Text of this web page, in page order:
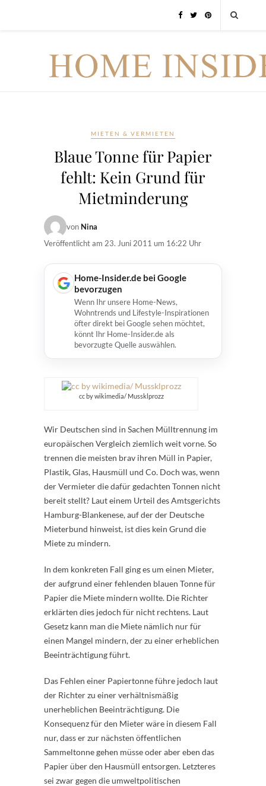
MIETEN & VERMIETEN
Blaue Tonne für Papier
fehlt: Kein Grund für
Mietminderung
von Nina
Veröffentlicht am 23. Juni 2011 um 16:22 Uhr
Home-Insider.de bei Google
bevorzugen
Wenn Ihr unsere Home-News,
Wohntrends und Lifestyle-Inspirationen
öfter direkt bei Google sehen möchtet,
könnt Ihr Home-Insider.de als
bevorzugte Quelle auswählen.
cc by wikimedia/ Mussklprozz
Wir Deutschen sind in Sachen Mülltrennung im
europäischen Vergleich ziemlich weit vorne. So
trennen die meisten brav ihren Müll in Papier,
Plastik, Glas, Hausmüll und Co. Doch was, wenn
der Vermieter die dafür gedachten Tonnen nicht
bereit stellt? Laut einem Urteil des Amtsgerichts
Hamburg-Blankenese, auf der der Deutsche
Mieterbund hinweist, ist dies kein Grund die
Miete zu mindern.
In dem konkreten Fall ging es um einen Mieter,
der aufgrund einer fehlenden blauen Tonne für
Papier die Miete mindern wollte. Die Richter
erklärten dies jedoch für nicht rechtens. Laut
Gesetz kann man die Miete nämlich nur für
einen Mangel mindern, der zu einer erheblichen
Beeinträchtigung führt.
Das Fehlen einer Papiertonne führe jedoch laut
der Richter zu einer verhältnismäßig
unerheblichen Beeinträchtigung. Die
Konsequenz für den Mieter wäre in diesem Fall
nur, dass er zur nächsten öffentlichen
Sammeltonne gehen müsse oder aber eben das
Papier über den Hausmüll entsorgen. Letzteres
sei zwar gegen die umweltpolitischen